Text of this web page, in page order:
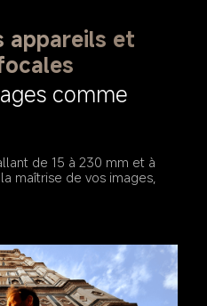
appareils et
comme
de 15 à 230 mm et à
maîtrise de vos images,